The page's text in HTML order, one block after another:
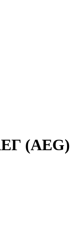
(AEG)